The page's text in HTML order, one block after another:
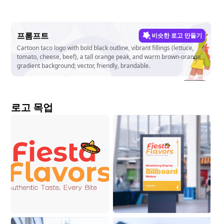
프롬프트
비슷한 로고 만들기
Cartoon taco logo with bold black outline, vibrant fillings (lettuce,
tomato, cheese, beef), a tall orange peak, and warm brown-orange
gradient background; vector, friendly, brandable.
로고 목업
Advertising Display
Billboard
Mockup
ON BUILDING